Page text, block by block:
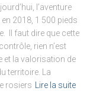
l’aventure
2018, 1 500 pieds
Il faut dire que cette
rien n’est
et la valorisation de
territoire. La
rosiers Lire la suite